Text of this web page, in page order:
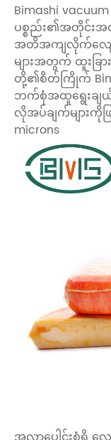
Bimashi
ပစ္စည်း၏အတိုင်းအ
အတိအကျလိုက်လျေ
များအတွက် ထူးခြ
တို့၏စိတ်ကြိုက်
ဘက်စုံအထူရွေးချ
လိုအပ်ချက်များကို
microns